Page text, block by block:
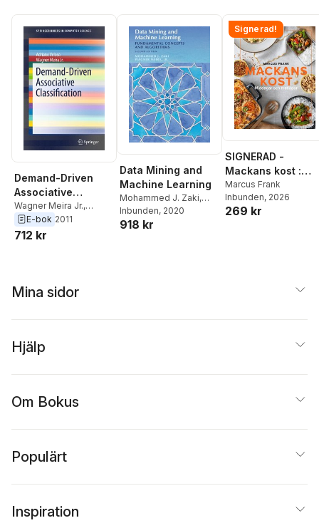
Demand-Driven
Associative
Classification
Wagner Meira Jr.,
Adriano Veloso
E-bok 2011
712 kr
Data Mining and
Machine Learning
Mohammed J. Zaki,
Wagner Meira, Jr
Inbunden, 2020
918 kr
Signerad!
SIGNERAD -
Mackans kost :
Middagar och
matlådor
Marcus Frank
Inbunden, 2026
269 kr
Mina sidor
Hjälp
Om Bokus
Populärt
Inspiration